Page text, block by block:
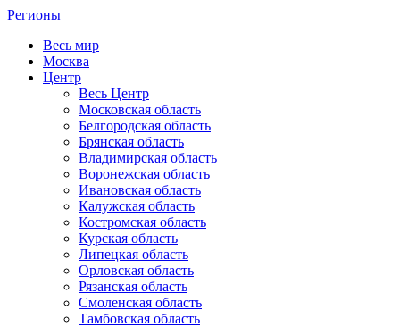
Регионы
Весь мир
Москва
Центр
Весь Центр
Московская область
Белгородская область
Брянская область
Владимирская область
Воронежская область
Ивановская область
Калужская область
Костромская область
Курская область
Липецкая область
Орловская область
Рязанская область
Смоленская область
Тамбовская область